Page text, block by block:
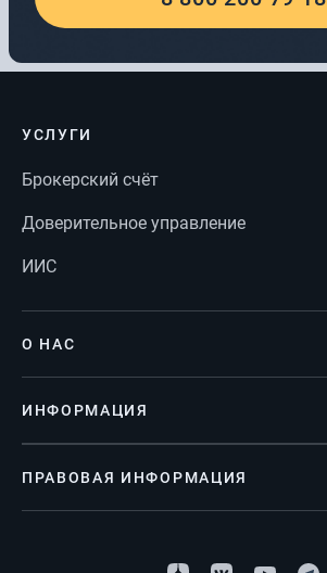
УСЛУГИ
Брокерский счёт
Доверительное управление
ИИС
О НАС
ИНФОРМАЦИЯ
ПРАВОВАЯ ИНФОРМАЦИЯ